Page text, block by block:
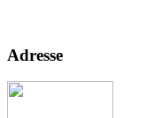
Adresse